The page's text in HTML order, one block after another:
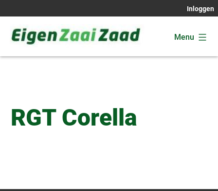
naar
inhoud
Inloggen
Eigen
Menu
RGT Corella